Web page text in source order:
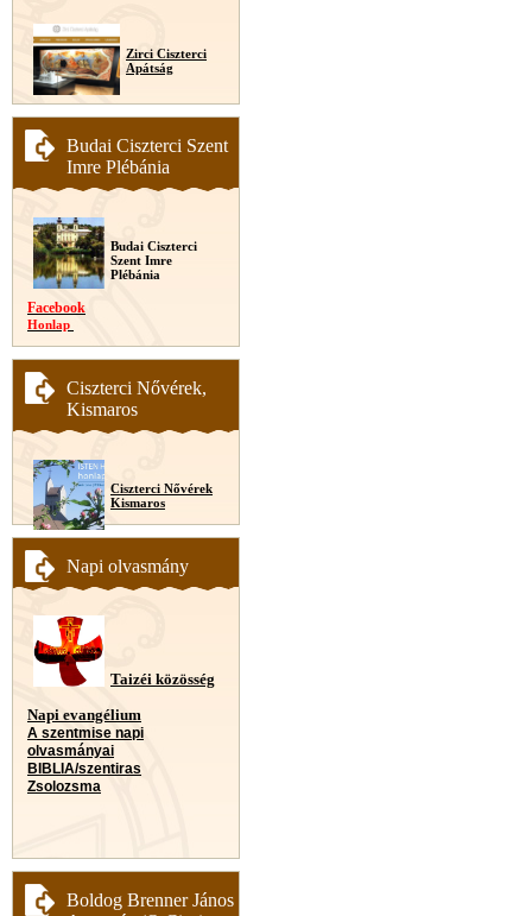
Zirci Ciszterci
Apátság
Budai Ciszterci Szent
Imre Plébánia
Budai Ciszterci
Szent Imre
Plébánia
Facebook
Honlap
Ciszterci Nővérek,
Kismaros
Ciszterci Nővérek
Kismaros
Napi olvasmány
Taizéi közösség
Napi evangélium
A szentmise napi
olvasmányai
BIBLIA/szentiras
Zsolozsma
Boldog Brenner János